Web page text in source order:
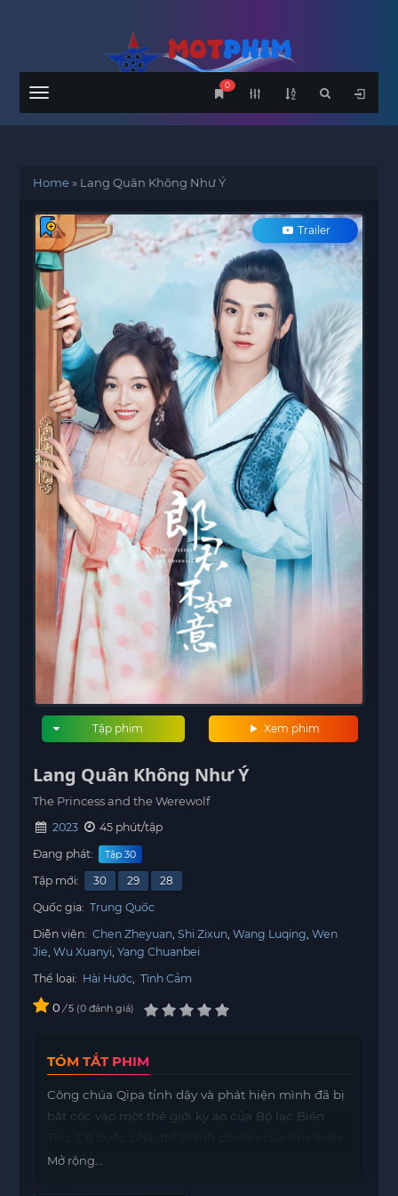
Menu
0
Home» Lang Quân Không Như Ý
Trailer
Xem phim
Tập phim
Lang Quân Không Như Ý
The Princess and the Werewolf
2023
45 phút/tập
Đang phát:
Tập 30
Tập mới: 30 29
28
Quốc gia: Trung Quốc
Diễn viên: Chen Zheyuan Shi Zixun Wang Luqing Wen
Jie Wu Xuanyi Yang Chuanbei
Thể loại: Hài Hước, Tình Cảm
0 / 5 0 đánh giá
TÓM TẮT PHIM
Công chúa Qipa tỉnh dậy và phát hiện mình đã bị
bắt cóc vào một thế giới kỳ ảo của Bộ lạc Biến
đổi quái thú, Kuimulang, do Chen ZheYuan thể
Mở rộng...